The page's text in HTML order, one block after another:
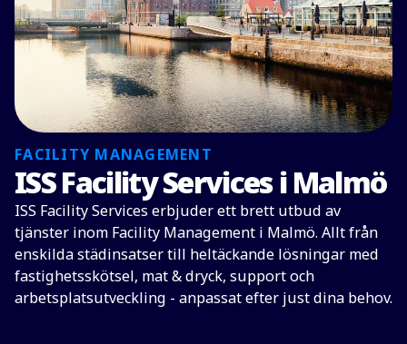
FACILITY MANAGEMENT
ISS Facility Services i Malmö
ISS Facility Services erbjuder ett brett utbud av
tjänster inom Facility Management i Malmö. Allt från
enskilda städinsatser till heltäckande lösningar med
fastighetsskötsel, mat & dryck, support och
arbetsplatsutveckling - anpassat efter just dina behov.